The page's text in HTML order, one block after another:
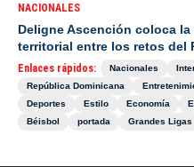
NACIONALES
Deligne Ascención coloca
territorial entre los retos del
Enlaces rápidos: Nacionales
República Dominicana
Deportes
Estilo Economía
Béisbol
portada Grandes Ligas